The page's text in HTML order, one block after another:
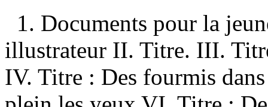
1. Documents pour la
illustrateur II. Titre. III.
IV. Titre : Des fourmis